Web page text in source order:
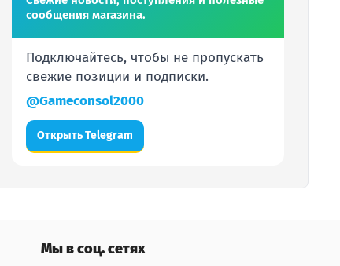
сообщения магазина.
Подключайтесь, чтобы не пропускать
свежие позиции и подписки.
@Gameconsol2000
Открыть Telegram
Мы в соц. сетях